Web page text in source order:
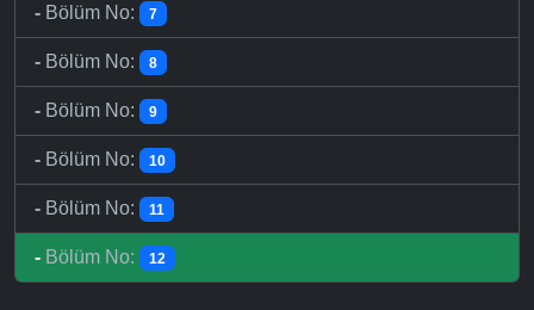
- Bölüm No: 7
- Bölüm No: 8
- Bölüm No: 9
- Bölüm No: 10
- Bölüm No: 11
- Bölüm No: 12